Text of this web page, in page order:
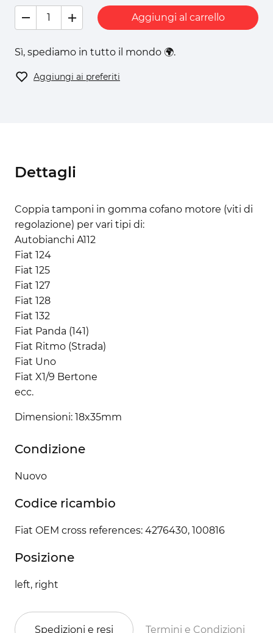
Aggiungi al carrello
Sì, spediamo in tutto il mondo 🌍.
Aggiungi ai preferiti
Dettagli
Coppia tamponi in gomma cofano motore (viti di
regolazione) per vari tipi di:
Autobianchi A112
Fiat 124
Fiat 125
Fiat 127
Fiat 128
Fiat 132
Fiat Panda (141)
Fiat Ritmo (Strada)
Fiat Uno
Fiat X1/9 Bertone
ecc.
Dimensioni: 18x35mm
Condizione
Nuovo
Codice ricambio
Fiat OEM cross references: 4276430, 100816
Posizione
left, right
Spedizioni e resi Termini e Condizioni